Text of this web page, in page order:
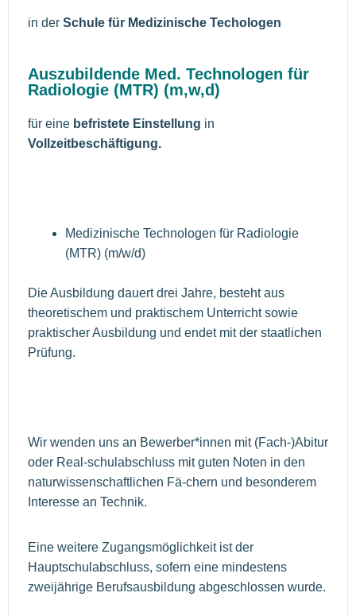
in der Schule für Medizinische Techologen
Auszubildende Med. Technologen für
Radiologie (MTR) (m,w,d)
für eine befristete Einstellung in
Vollzeitbeschäftigung.
Medizinische Technologen für Radiologie
(MTR) (m/w/d)
Die Ausbildung dauert drei Jahre, besteht aus
theoretischem und praktischem Unterricht sowie
praktischer Ausbildung und endet mit der staatlichen
Prüfung.
Wir wenden uns an Bewerber*innen mit (Fach-)Abitur
oder Real-schulabschluss mit guten Noten in den
naturwissenschaftlichen Fä-chern und besonderem
Interesse an Technik.
Eine weitere Zugangsmöglichkeit ist der
Hauptschulabschluss, sofern eine mindestens
zweijährige Berufsausbildung abgeschlossen wurde.